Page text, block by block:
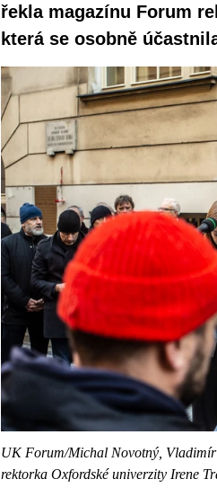
řekla magazínu Forum
která se osobně
UK Forum/Michal Novotný, Vladimír
rektorka Oxfordské univerzity Irene